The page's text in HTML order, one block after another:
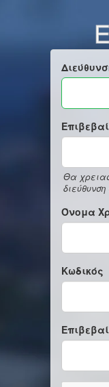
Θα
Όνομα
Κωδικός